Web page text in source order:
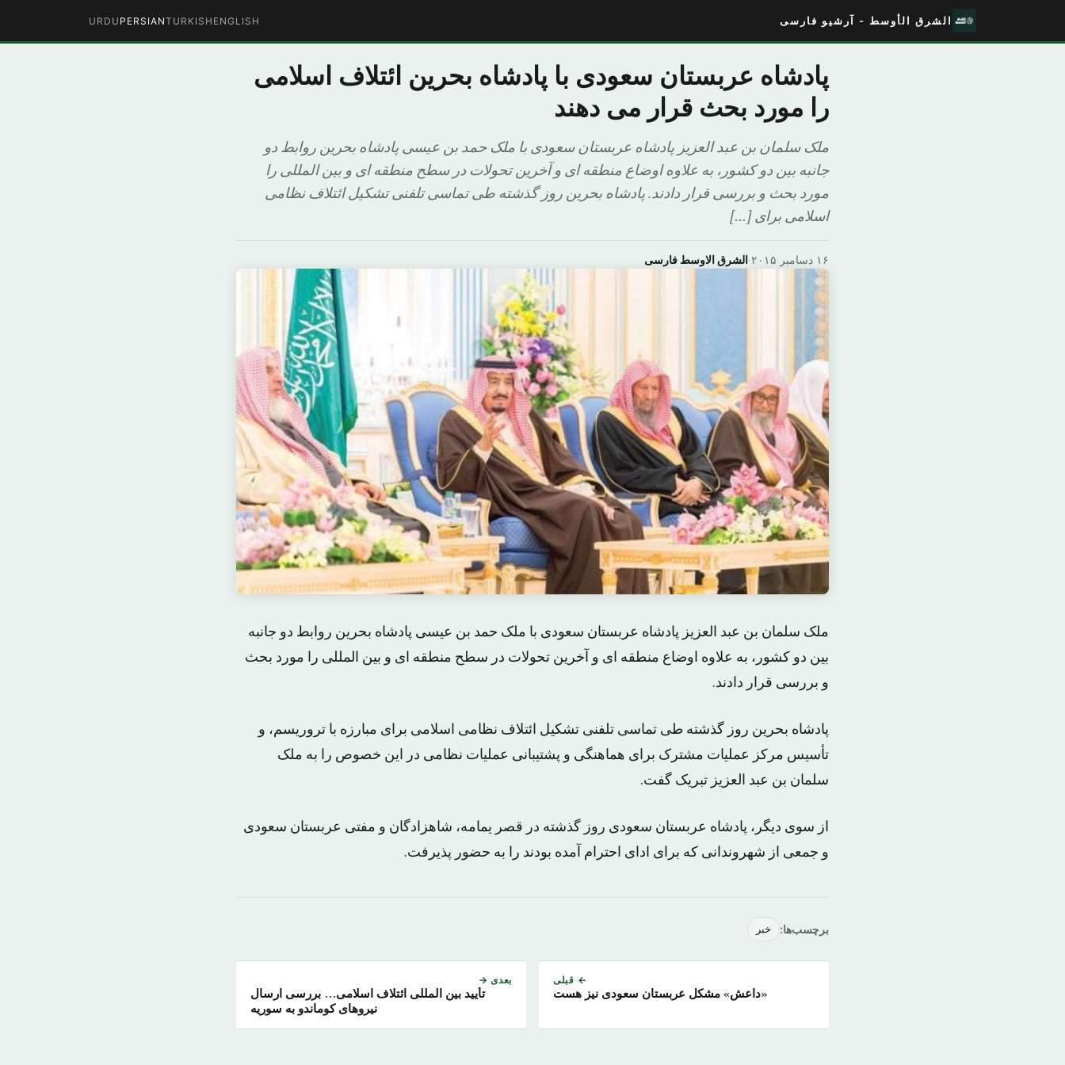
الشرق الأوسط - آرشیو فارسی ENGLISH
TURKISH
PERSIAN
URDU
پادشاه عربستان سعودی با پادشاه بحرین ائتلاف اسلامی
را مورد بحث قرار می دهند
ملک سلمان بن عبد العزیز پادشاه عربستان سعودی با ملک حمد بن عیسی پادشاه بحرین روابط دو
جانبه بین دو کشور، به علاوه اوضاع منطقه ای و آخرین تحولات در سطح منطقه ای و بین المللی را
مورد بحث و بررسی قرار دادند. پادشاه بحرین روز گذشته طی تماسی تلفنی تشکیل ائتلاف نظامی
اسلامی برای […]
الشرق الاوسط فارسی· ۱۶ دسامبر ۲۰۱۵
ملک سلمان بن عبد العزیز پادشاه عربستان سعودی با ملک حمد بن عیسی پادشاه بحرین روابط دو جانبه
بین دو کشور، به علاوه اوضاع منطقه ای و آخرین تحولات در سطح منطقه ای و بین المللی را مورد بحث
و بررسی قرار دادند.
پادشاه بحرین روز گذشته طی تماسی تلفنی تشکیل ائتلاف نظامی اسلامی برای مبارزه با تروریسم، و
تأسیس مرکز عملیات مشترک برای هماهنگی و پشتیبانی عملیات نظامی در این خصوص را به ملک
سلمان بن عبد العزیز تبریک گفت.
از سوی دیگر، پادشاه عربستان سعودی روز گذشته در قصر یمامه، شاهزادگان و مفتی عربستان سعودی
و جمعی از شهروندانی که برای ادای احترام آمده بودند را به حضور پذیرفت.
برچسب‌ها: خبر
← قبلی
«داعش» مشکل عربستان سعودی نیز هست
بعدی →
تأیید بین المللی ائتلاف اسلامی… بررسی ارسال
نیروهای کوماندو به سوریه